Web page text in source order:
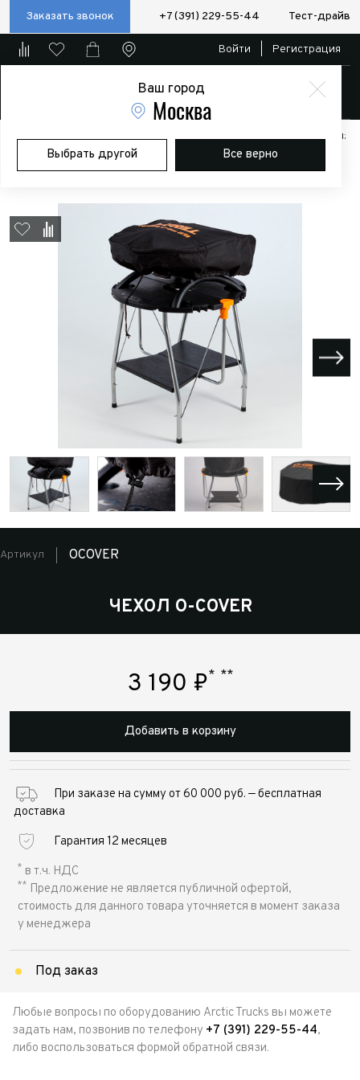
Заказать звонок +7 (391) 229-55-44 Тест-драйв
Ваш город
Москва
Выбрать другой Все верно
Войти Регистрация
Главная Магазин Дополнительное оборудование
Аксессуары:
Полезные мелочи
Чехол O-COVER
Артикул OCOVER
ЧЕХОЛ O-COVER
3 190 ₽* **
Добавить в корзину
При заказе на сумму от 60 000 руб. — бесплатная
доставка
Гарантия 12 месяцев
* в т.ч. НДС
** Предложение не является публичной офертой,
стоимость для данного товара уточняется в момент заказа
у менеджера
Под заказ
Любые вопросы по оборудованию Arctic Trucks вы можете
задать нам, позвонив по телефону +7 (391) 229-55-44,
либо воспользоваться формой обратной связи.